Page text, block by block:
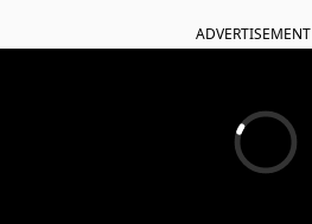
ADVERTISEMENT